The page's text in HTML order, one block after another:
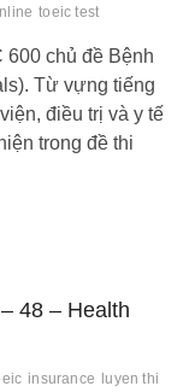
toeic test
600 chủ đề Bệnh
Từ vựng tiếng
điều trị và y tế
trong đề thi
48 – Health
insurance
luyen thi